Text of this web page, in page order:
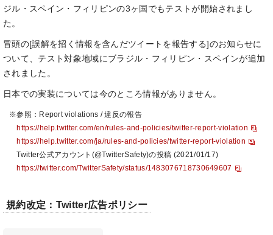
ジル・スペイン・フィリピンの3ヶ国でもテストが開始されまし
た。
冒頭の[誤解を招く情報を含んだツイートを報告する]のお知らせに
ついて、テスト対象地域にブラジル・フィリピン・スペインが追加
されました。
日本での実装については今のところ情報がありません。
※参照：Report violations / 違反の報告
https://help.twitter.com/en/rules-and-policies/twitter-report-violation
https://help.twitter.com/ja/rules-and-policies/twitter-report-violation
Twitter公式アカウント(@TwitterSafety)の投稿 (2021/01/17)
https://twitter.com/TwitterSafety/status/1483076718730649607
規約改定：Twitter広告ポリシー